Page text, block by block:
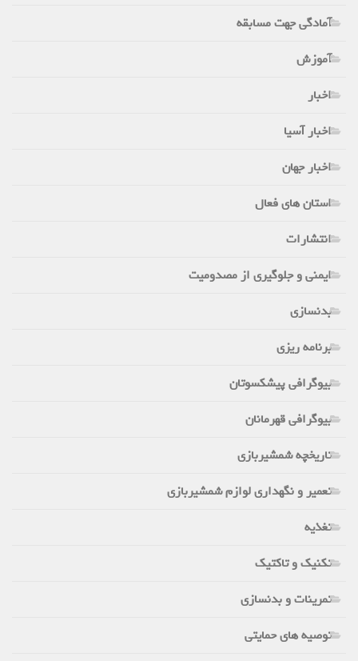
آمادگی جهت مسابقه
آموزش
اخبار
اخبار آسیا
اخبار جهان
استان های فعال
انتشارات
ایمنی و جلوگیری از مصدومیت
بدنسازی
برنامه ریزی
بیوگرافی پیشکسوتان
بیوگرافی قهرمانان
تاریخچه شمشیربازی
تعمیر و نگهداری لوازم شمشیربازی
تغذیه
تکنیک و تاکتیک
تمرینات و بدنسازی
توصیه های حمایتی